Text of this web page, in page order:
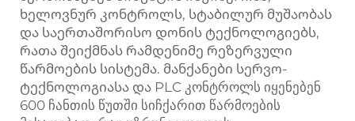
ხელოვნურ კონტროლს, სტაბილურ მუშაობას
და საერთაშორისო დონის ტექნოლოგიებს,
რათა შეიქმნას რამდენიმე რეზერვული
წარმოების სისტემა. მანქანები სერვო-
ტექნოლოგიასა და PLC კონტროლს იყენებენ
600 ჩანთის წუთში სიჩქარით წარმოების